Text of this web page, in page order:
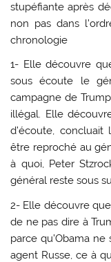
stupéfiante après
non pas dans
chronologie
1- Elle découvre
sous écoute le
campagne de
illégal. Elle
d’écoute,
être reproché au
à quoi, Peter
général reste sous
2- Elle découvre
de ne pas dire à
parce qu’Obama
agent Russe, ce à